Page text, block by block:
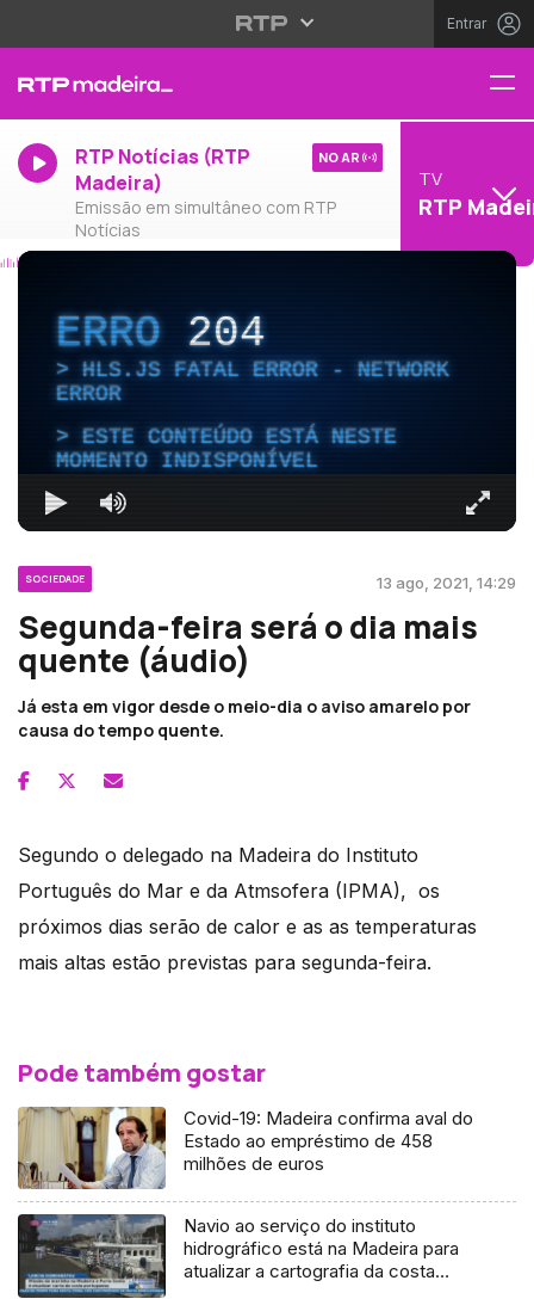
Entrar
RTP Notícias (RTP
Madeira)
Emissão em simultâneo com RTP
Notícias
NO AR
TV
RTP
ERRO204
HLS.JS FATAL ERROR - NETWORK
ERROR
ESTE CONTEÚDO ESTÁ NESTE
MOMENTO INDISPONÍVEL
SOCIEDADE 13 ago, 2021, 14:29
Segunda-feira será o dia mais
quente (áudio)
Já esta em vigor desde o meio-dia o aviso amarelo por
causa do tempo quente.
Segundo o delegado na Madeira do Instituto
Português do Mar e da Atmsofera (IPMA), os
próximos dias serão de calor e as as temperaturas
mais altas estão previstas para segunda-feira.
Pode também gostar
Covid-19: Madeira confirma aval do
Estado ao empréstimo de 458
milhões de euros
Navio ao serviço do instituto
hidrográfico está na Madeira para
atualizar a cartografia da costa